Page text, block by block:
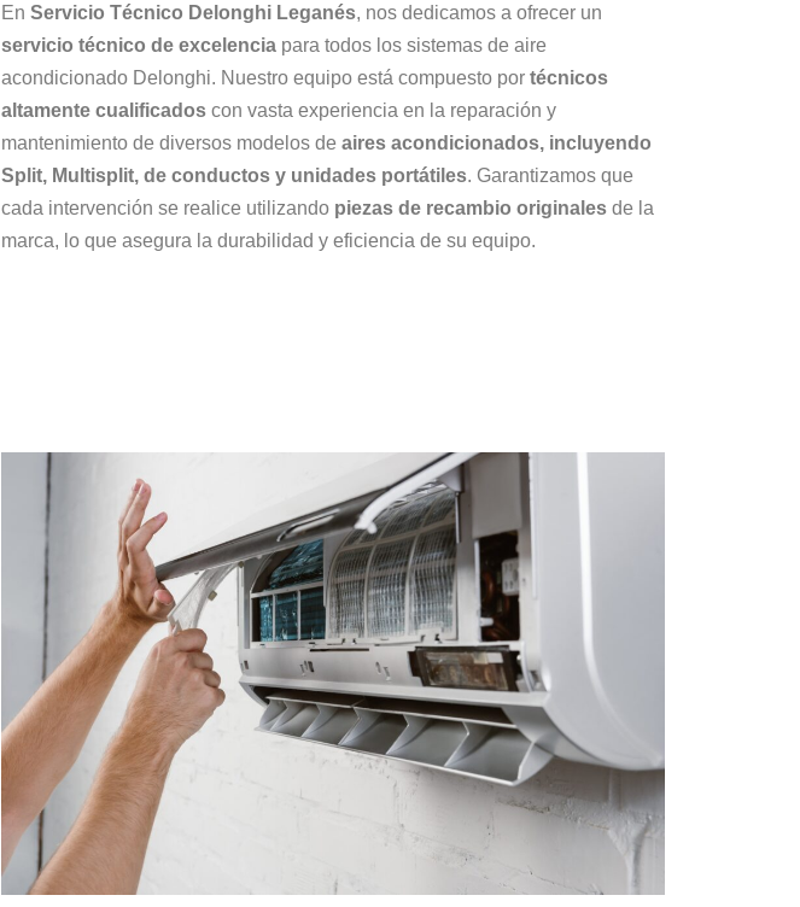
En Servicio Técnico Delonghi Leganés, nos dedicamos a ofrecer un
servicio técnico de excelencia para todos los sistemas de aire
acondicionado Delonghi. Nuestro equipo está compuesto por técnicos
altamente cualificados con vasta experiencia en la reparación y
mantenimiento de diversos modelos de aires acondicionados, incluyendo
Split, Multisplit, de conductos y unidades portátiles. Garantizamos que
cada intervención se realice utilizando piezas de recambio originales de la
marca, lo que asegura la durabilidad y eficiencia de su equipo.